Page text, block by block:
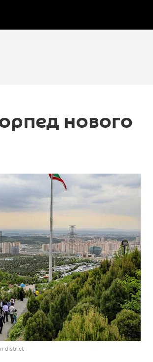
нового
district